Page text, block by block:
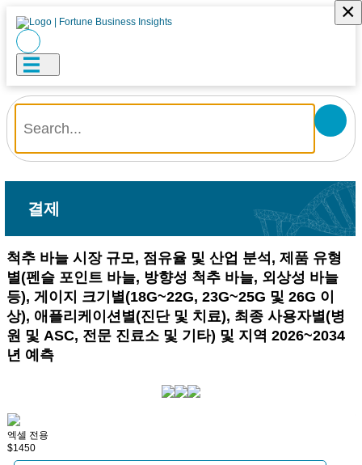
×
결제
척추 바늘 시장 규모, 점유율 및 산업 분석, 제품 유형
별(펜슬 포인트 바늘, 방향성 척추 바늘, 외상성 바늘
등), 게이지 크기별(18G~22G, 23G~25G 및 26G 이
상), 애플리케이션별(진단 및 치료), 최종 사용자별(병
원 및 ASC, 전문 진료소 및 기타) 및 지역 2026~2034
년 예측
엑셀 전용
$1450